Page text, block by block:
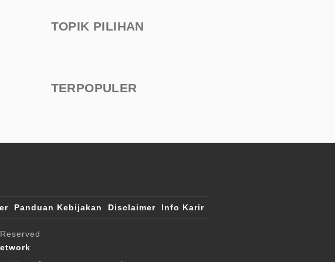
TOPIK PILIHAN
TERPOPULER
Panduan Kebijakan Disclaimer Info Karir